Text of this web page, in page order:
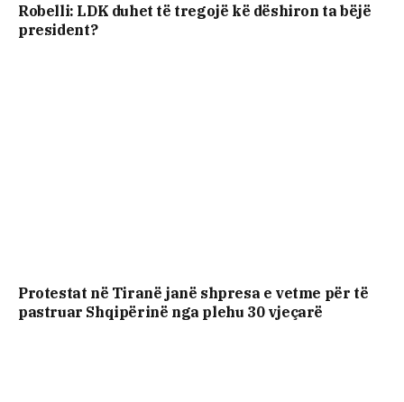
Robelli: LDK duhet të tregojë kë dëshiron ta bëjë
president?
Protestat në Tiranë janë shpresa e vetme për të
pastruar Shqipërinë nga plehu 30 vjeçarë